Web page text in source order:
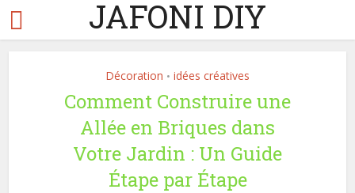
JAFONI DIY
Décoration • idées créatives
Comment Construire une
Allée en Briques dans
Votre Jardin : Un Guide
Étape par Étape